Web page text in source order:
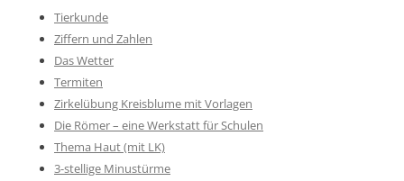
Tierkunde
Ziffern und Zahlen
Das Wetter
Termiten
Zirkelübung Kreisblume mit Vorlagen
Die Römer – eine Werkstatt für Schulen
Thema Haut (mit LK)
3-stellige Minustürme